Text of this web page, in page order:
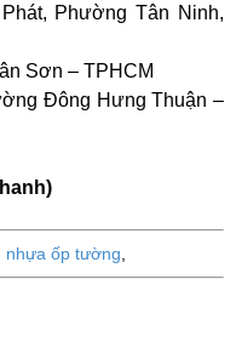
Phường Tân Ninh,
Sơn – TPHCM
Đông Hưng Thuận –
nhựa ốp tường